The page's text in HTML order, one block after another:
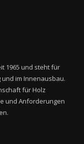
1965 und steht für
im Innenausbau.
für Holz
und Anforderungen